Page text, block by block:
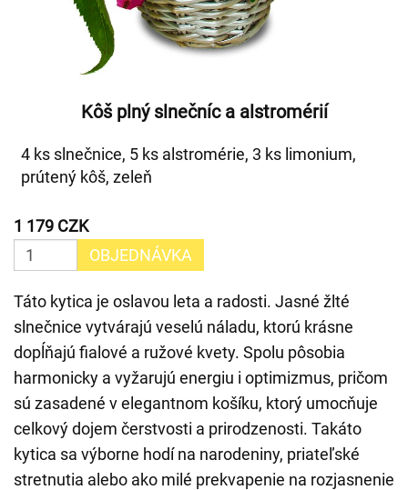
Kôš plný slnečníc a alstromérií
4 ks slnečnice, 5 ks alstromérie, 3 ks limonium,
prútený kôš, zeleň
1 179 CZK
OBJEDNÁVKA
Táto kytica je oslavou leta a radosti. Jasné žlté
slnečnice vytvárajú veselú náladu, ktorú krásne
dopĺňajú fialové a ružové kvety. Spolu pôsobia
harmonicky a vyžarujú energiu i optimizmus, pričom
sú zasadené v elegantnom košíku, ktorý umocňuje
celkový dojem čerstvosti a prirodzenosti. Takáto
kytica sa výborne hodí na narodeniny, priateľské
stretnutia alebo ako milé prekvapenie na rozjasnenie